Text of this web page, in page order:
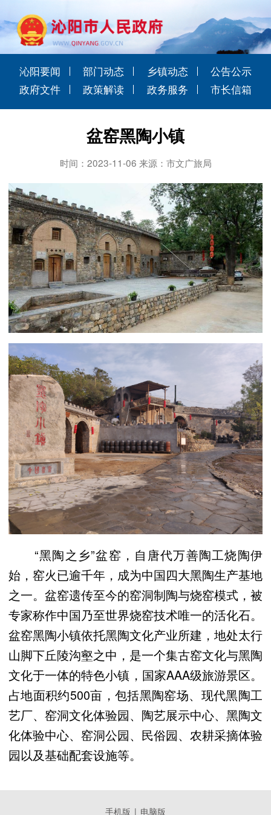
沁阳要闻 部门动态 乡镇动态
公告公示
政府文件
政策解读 政务服务 市长信箱
盆窑黑陶小镇
时间：2023-11-06 来源：市文广旅局
“黑陶之乡”盆窑，自唐代万善陶工烧陶伊
始，窑火已逾千年，成为中国四大黑陶生产基地
之一。盆窑遗传至今的窑洞制陶与烧窑模式，被
专家称作中国乃至世界烧窑技术唯一的活化石。
盆窑黑陶小镇依托黑陶文化产业所建，地处太行
山脚下丘陵沟壑之中，是一个集古窑文化与黑陶
文化于一体的特色小镇，国家AAA级旅游景区。
占地面积约500亩，包括黑陶窑场、现代黑陶工
艺厂、窑洞文化体验园、陶艺展示中心、黑陶文
化体验中心、窑洞公园、民俗园、农耕采摘体验
园以及基础配套设施等。
手机版 | 电脑版